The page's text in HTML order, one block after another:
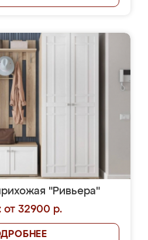
"Ривьера"
от 32900 р.